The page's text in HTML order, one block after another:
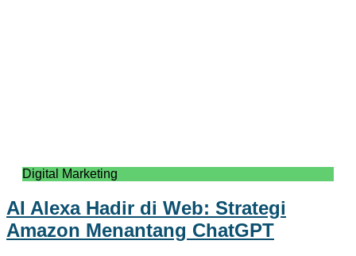
Digital Marketing
AI Alexa Hadir di Web: Strategi
Amazon Menantang ChatGPT